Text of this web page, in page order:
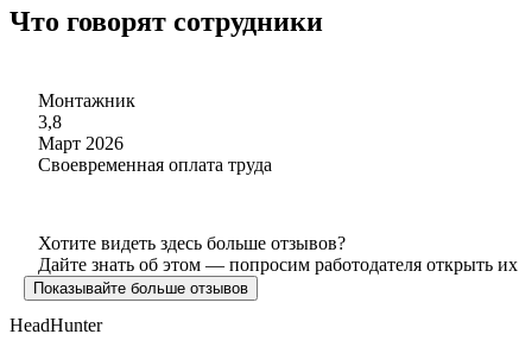
Что говорят сотрудники
Монтажник
3,8
Март 2026
Своевременная оплата труда
Хотите видеть здесь больше отзывов?
Дайте знать об этом — попросим работодателя открыть их
Показывайте больше отзывов
HeadHunter